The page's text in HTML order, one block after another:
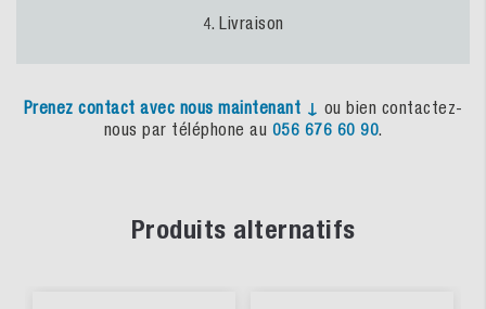
4. Livraison
Prenez contact avec nous maintenant ↓ ou bien contactez-
nous par téléphone au 056 676 60 90.
Produits alternatifs